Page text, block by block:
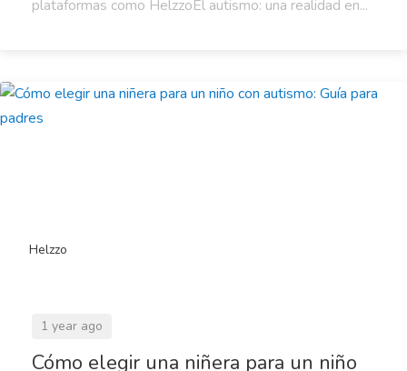
plataformas como HelzzoEl autismo: una realidad en...
Helzzo
1 year ago
Cómo elegir una niñera para un niño